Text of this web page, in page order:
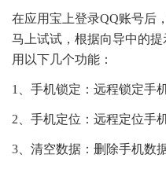
在应用宝上登录QQ账号后
马上试试，根据向导中的
用以下几个功能：
1、手机锁定：远程锁定手
2、手机定位：远程定位手
3、清空数据：删除手机数